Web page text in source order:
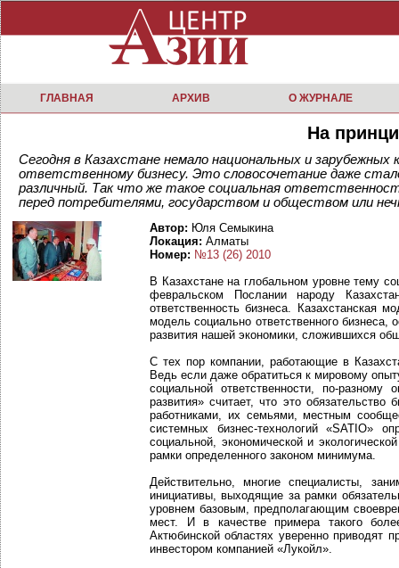
ГЛАВНАЯ АРХИВ О ЖУРНАЛЕ
На
Сегодня в Казахстане немало национальных и
ответственному бизнесу. Это словосочетание даже
различный. Так что же такое социальная
перед потребителями, государством и обществом или
Автор: Юля Семыкина
Локация: Алматы
Номер: №13 (26) 2010
В Казахстане на глобальном уровне тему
февральском Послании народу
ответственность бизнеса. Казахстанская
модель социально ответственного
развития нашей экономики, сложившихся
С тех пор компании, работающие в
Ведь если даже обратиться к мировому
социальной ответственности, по-
развития» считает, что это
работниками, их семьями, местным
системных бизнес-технологий «SATIO»
социальной, экономической и
рамки определенного законом минимума.
Действительно, многие специалисты,
инициативы, выходящие за рамки
уровнем базовым, предполагающим
мест. И в качестве примера такого
Актюбинской областях уверенно приводят
инвестором компанией «Лукойл».